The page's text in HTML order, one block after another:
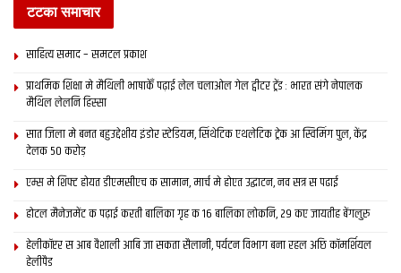
टटका समाचार
साहित्य समाद – समटल प्रकाश
प्राथमिक शि‍क्षा मे मैथि‍ली भाषाकेँ पढ़ाई लेल चलाओल गेल ट्वीटर ट्रेंड : भारत संगे नेपालक
मैथिल लेलनि हिस्सा
सात जिला मे बनत बहुउद्देशीय इंडोर स्‍टेडि‍यम, सिंथेटिक एथलेटिक ट्रेक आ स्विमिंग पुल, केंद्र
देलक 50 करोड़
एम्स मे शिफ्ट होयत डीएमसीएच क सामान, मार्च मे होएत उद्घाटन, नव सत्र स पढाई
होटल मैनेजमेंट क पढ़ाई करती बालिका गृह क 16 बालिका लोकनि, 29 कए जायतीह बेंगलुरु
हेलीकॉप्टर स आब वैशाली आबि जा सकता सैलानी, पर्यटन विभाग बना रहल अछि कॉमर्शियल
हेलीपैड